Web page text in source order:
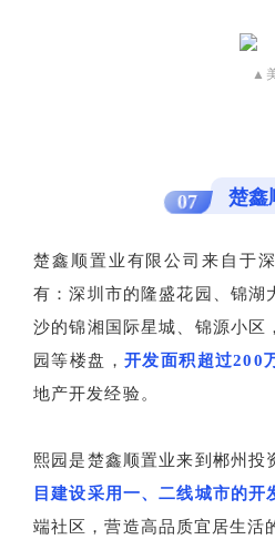
▲
07 楚鑫
楚鑫顺置业有限公司来自于
有：深圳市的隆盛花园、锦湖
沙的锦湘国际星城、锦源小区
园等楼盘， 开发面积超过200
地产开发经验。
熙园是楚鑫顺置业来到郴州投
目建设采用一、二线城市的开
端社区，营造高品质宜居生活